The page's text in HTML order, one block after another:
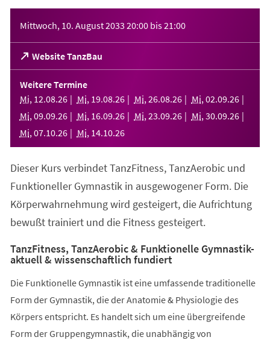
Mittwoch, 10. August 2033 20:00 bis21:00
Website TanzBau
(Öffnet
in
einem
neuen
Tab)
Weitere Termine
Mi, 12.08.26 Mi, 19.08.26 Mi, 26.08.26 Mi, 02.09.26
Mi, 09.09.26 Mi, 16.09.26 Mi, 23.09.26 Mi, 30.09.26
Mi, 07.10.26 Mi, 14.10.26
Dieser Kurs verbindet TanzFitness, TanzAerobic und
Funktioneller Gymnastik in ausgewogener Form. Die
Körperwahrnehmung wird gesteigert, die Aufrichtung
bewußt trainiert und die Fitness gesteigert.
TanzFitness, TanzAerobic & Funktionelle Gymnastik-
aktuell & wissenschaftlich fundiert
Die Funktionelle Gymnastik ist eine umfassende traditionelle
Form der Gymnastik, die der Anatomie & Physiologie des
Körpers entspricht. Es handelt sich um eine übergreifende
Form der Gruppengymnastik, die unabhängig von